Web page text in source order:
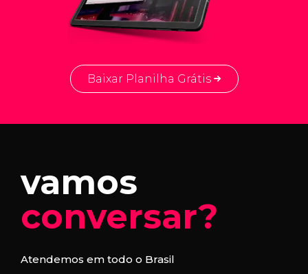
Baixar Planilha Grátis
vamos
conversar?
Atendemos em todo o Brasil